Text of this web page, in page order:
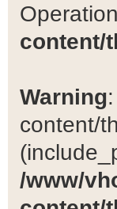
content/
Warning
content/
/www/